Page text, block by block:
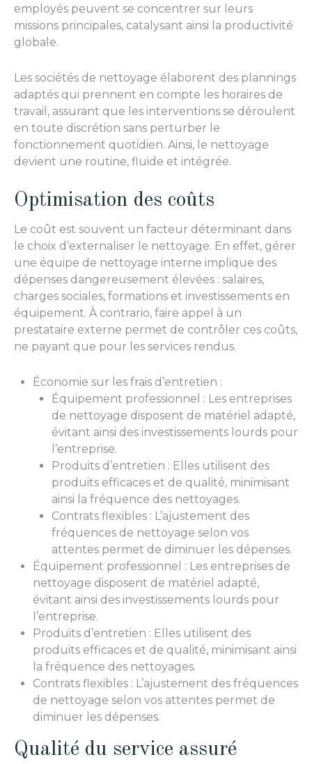
employés peuvent se concentrer sur leurs
missions principales, catalysant ainsi la productivité
globale.
Les sociétés de nettoyage élaborent des plannings
adaptés qui prennent en compte les horaires de
travail, assurant que les interventions se déroulent
en toute discrétion sans perturber le
fonctionnement quotidien. Ainsi, le nettoyage
devient une routine, fluide et intégrée.
Optimisation des coûts
Le coût est souvent un facteur déterminant dans
le choix d’externaliser le nettoyage. En effet, gérer
une équipe de nettoyage interne implique des
dépenses dangereusement élevées : salaires,
charges sociales, formations et investissements en
équipement. À contrario, faire appel à un
prestataire externe permet de contrôler ces coûts,
ne payant que pour les services rendus.
Économie sur les frais d’entretien :
Équipement professionnel : Les entreprises
de nettoyage disposent de matériel adapté,
évitant ainsi des investissements lourds pour
l’entreprise.
Produits d’entretien : Elles utilisent des
produits efficaces et de qualité, minimisant
ainsi la fréquence des nettoyages.
Contrats flexibles : L’ajustement des
fréquences de nettoyage selon vos
attentes permet de diminuer les dépenses.
Équipement professionnel : Les entreprises de
nettoyage disposent de matériel adapté,
évitant ainsi des investissements lourds pour
l’entreprise.
Produits d’entretien : Elles utilisent des
produits efficaces et de qualité, minimisant ainsi
la fréquence des nettoyages.
Contrats flexibles : L’ajustement des fréquences
de nettoyage selon vos attentes permet de
diminuer les dépenses.
Qualité du service assuré